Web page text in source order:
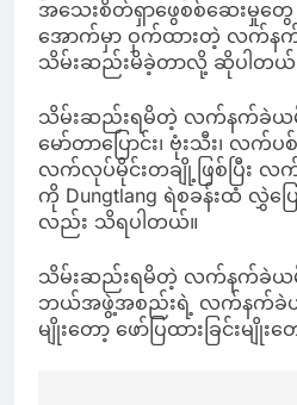
အသေးစိတ်ရှာဖွေစစ်ဆေးမှုတွေ
အောက်မှာ ဝှက်ထားတဲ့ လက်န
သိမ်းဆည်းမိခဲ့တာလို့ ဆိုပါတယ်
သိမ်းဆည်းရမိတဲ့ လက်နက်ခဲယမ်
မော်တာပြောင်း၊ ဗုံးသီး၊ လက်ပ
လက်လုပ်မိုင်းတချို့ဖြစ်ပြီး
ကို Dungtlang ရဲစခန်းထံ လွှဲပ
လည်း သိရပါတယ်။
သိမ်းဆည်းရမိတဲ့ လက်နက်ခဲယမ်
ဘယ်အဖွဲ့အစည်းရဲ့ လက်နက်ခဲယ
မျိုးတော့ ဖော်ပြထားခြင်းမျိုး